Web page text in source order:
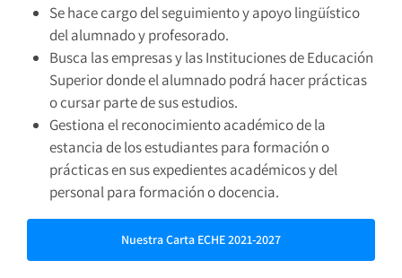
Se hace cargo del seguimiento y apoyo lingüístico
del alumnado y profesorado.
Busca las empresas y las Instituciones de Educación
Superior donde el alumnado podrá hacer prácticas
o cursar parte de sus estudios.
Gestiona el reconocimiento académico de la
estancia de los estudiantes para formación o
prácticas en sus expedientes académicos y del
personal para formación o docencia.
Nuestra Carta ECHE 2021-2027